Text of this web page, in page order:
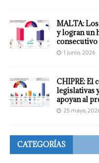
MALTA:
y logran un
consecutivo
1 junio, 2026
CHIPRE: El
legislativas
apoyan al
25 mayo,
CATEGORÍAS